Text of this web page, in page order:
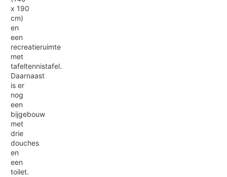
x 190
cm)
en
een
recreatieruimte
met
tafeltennistafel.
Daarnaast
is er
nog
een
bijgebouw
met
drie
douches
en
een
toilet.